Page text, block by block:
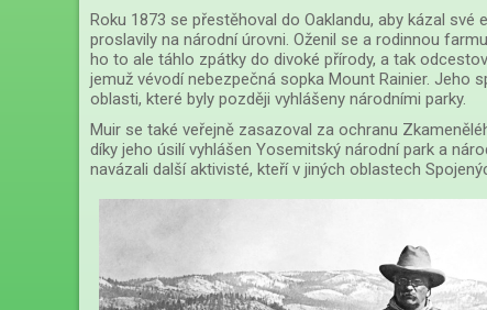
Roku 1873 se přestěhoval do Oaklandu, aby kázal
proslavily na národní úrovni. Oženil se a rodinnou
ho to ale táhlo zpátky do divoké přírody, a tak
jemuž vévodí nebezpečná sopka Mount Rainier.
oblasti, které byly později vyhlášeny národními parky.
Muir se také veřejně zasazoval za ochranu
díky jeho úsilí vyhlášen Yosemitský národní park a
navázali další aktivisté, kteří v jiných oblastech